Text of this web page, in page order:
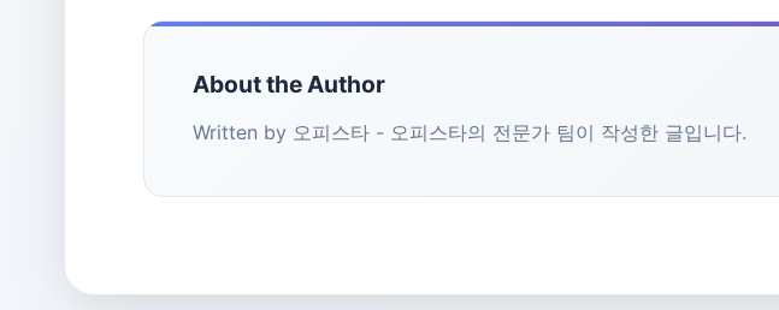
About the Author
Written by 오피스타 - 오피스타의 전문가 팀이 작성한 글입니다.